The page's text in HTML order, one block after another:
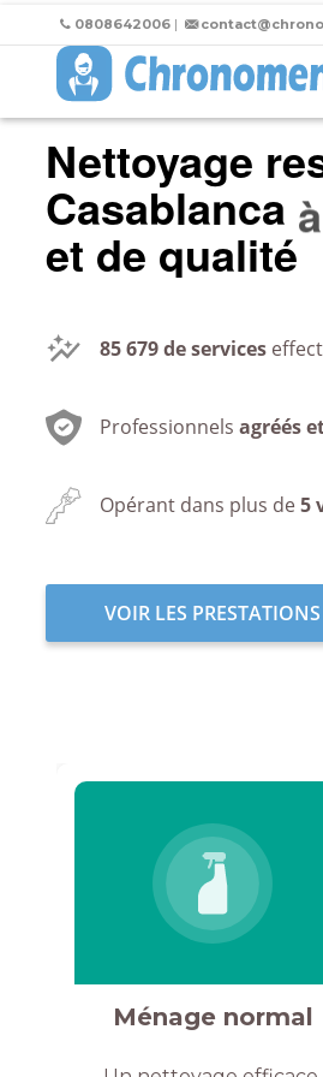
0808642006 |
Nettoyage
Casablanca
et de qualité
85 679de services
Professionnels agréés
Opérant dans plus de5
VOIR LES PRESTATIONS
Ménage normal